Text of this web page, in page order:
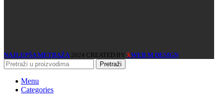
NAJLEPŠA METRAŽA 2024 CREATED BY XWEB M DESIGN
Pretraži
Menu
Categories